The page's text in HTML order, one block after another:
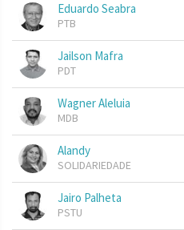
Eduardo Seabra
PTB
Jailson Mafra
PDT
Wagner Aleluia
MDB
Alandy
SOLIDARIEDADE
Jairo Palheta
PSTU